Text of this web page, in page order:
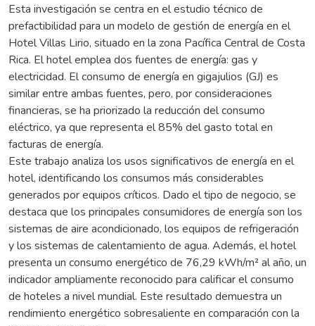
Esta investigación se centra en el estudio técnico de
prefactibilidad para un modelo de gestión de energía en el
Hotel Villas Lirio, situado en la zona Pacífica Central de Costa
Rica. El hotel emplea dos fuentes de energía: gas y
electricidad. El consumo de energía en gigajulios (GJ) es
similar entre ambas fuentes, pero, por consideraciones
financieras, se ha priorizado la reducción del consumo
eléctrico, ya que representa el 85% del gasto total en
facturas de energía.
Este trabajo analiza los usos significativos de energía en el
hotel, identificando los consumos más considerables
generados por equipos críticos. Dado el tipo de negocio, se
destaca que los principales consumidores de energía son los
sistemas de aire acondicionado, los equipos de refrigeración
y los sistemas de calentamiento de agua. Además, el hotel
presenta un consumo energético de 76,29 kWh/m² al año, un
indicador ampliamente reconocido para calificar el consumo
de hoteles a nivel mundial. Este resultado demuestra un
rendimiento energético sobresaliente en comparación con la